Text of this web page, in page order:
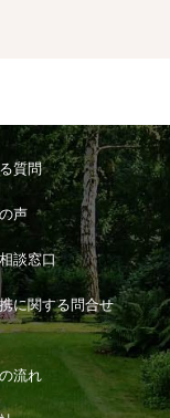
南阿蘇村 御船町
北町 津奈木町
村 山江村
綾町 高鍋町
質問
声
談窓口
に関する問合せ
流れ